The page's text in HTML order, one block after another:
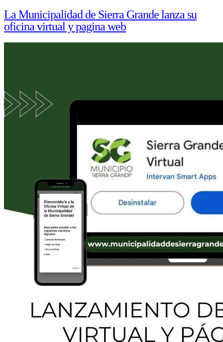
La Municipalidad de Sierra Grande lanza su
oficina virtual y pagina web